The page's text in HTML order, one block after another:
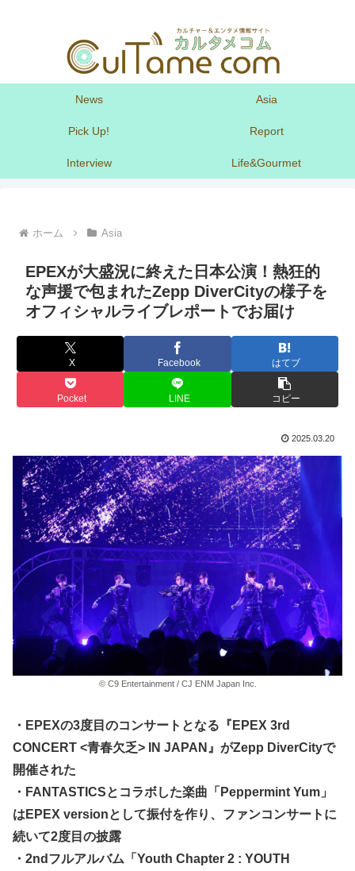
News Asia
Pick Up! Report
Interview Life&Gourmet
ホーム Asia
EPEXが大盛況に終えた日本公演！熱狂的
な声援で包まれたZepp DiverCityの様子を
オフィシャルライブレポートでお届け
X Facebook はてブ
Pocket LINE コピー
2025.03.20
© C9 Entertainment / CJ ENM Japan Inc.
・EPEXの3度目のコンサートとなる『EPEX 3rd
CONCERT <青春欠乏> IN JAPAN』がZepp DiverCityで
開催された
・FANTASTICSとコラボした楽曲「Peppermint Yum」
はEPEX versionとして振付を作り、ファンコンサートに
続いて2度目の披露
・2ndフルアルバム「Youth Chapter 2 : YOUTH